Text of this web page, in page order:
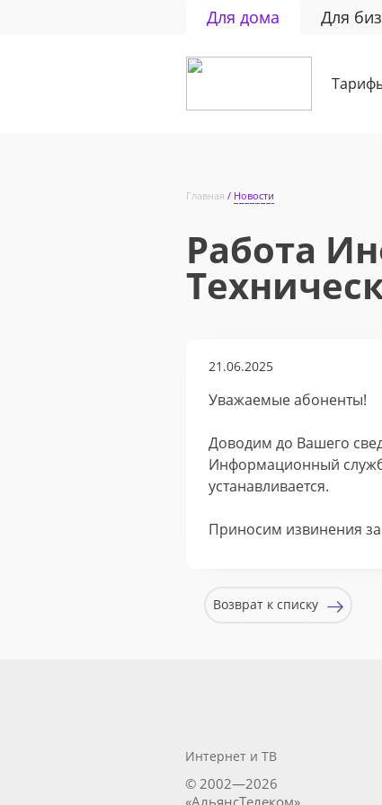
Для дома Для
Главная Новости
Работа
21.06.2025
Уважаемые абоненты!
Доводим до Вашего
Информационный
устанавливается.
Приносим извинения за
Возврат к списку
Интернет и ТВ
© 2002—2026
«АльянсТелеком»